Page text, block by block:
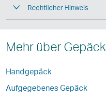
Rechtlicher Hinweis
Mehr über Gepäck
Handgepäck
Aufgegebenes Gepäck